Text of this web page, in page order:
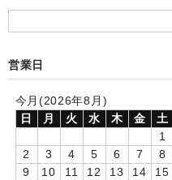
知育時計
制服メモリー
お絵かきギャラリー
卒園DVDアルバム
営業日
今月(2026年8月)
日
月 火 水 木 金
土
1
2
3 4 5 6 7
8
9
10 11 12 13 14
15